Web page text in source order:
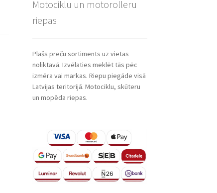
Motociklu un motorolleru
riepas
Plašs preču sortiments uz vietas
noliktavā. Izvēlaties meklēt tās pēc
izmēra vai markas. Riepu piegāde visā
Latvijas teritorijā. Motociklu, skūteru
un mopēda riepas.